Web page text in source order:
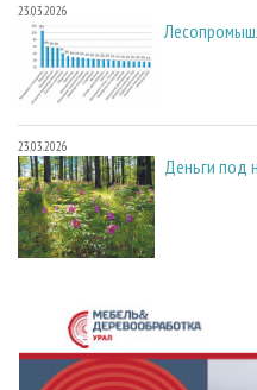
23.03.2026
23.03.2026
Деньги под